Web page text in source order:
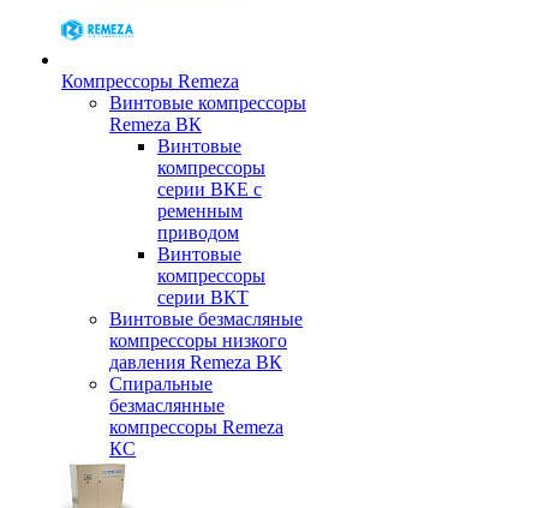
Компрессоры Remeza
Винтовые компрессоры
Remeza ВК
Винтовые
компрессоры
серии ВКЕ с
ременным
приводом
Винтовые
компрессоры
серии ВКТ
Винтовые безмасляные
компрессоры низкого
давления Remeza ВК
Спиральные
безмаслянные
компрессоры Remeza
КС